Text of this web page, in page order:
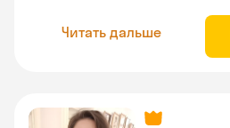
Читать дальше